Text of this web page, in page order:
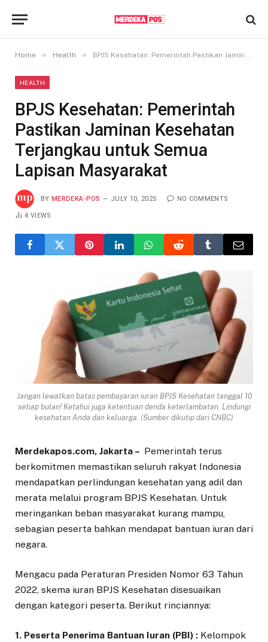
Home » Health » BPJS Kesehatan: Pemerintah Pastikan Jaminan Kesehatan Terjangkau untuk Semua Lapisan Masyarakat
HEALTH
BPJS Kesehatan: Pemerintah
Pastikan Jaminan Kesehatan
Terjangkau untuk Semua
Lapisan Masyarakat
BY MERDEKA-POS JULY 10, 2025 NO COMMENTS
4VIEWS
Jangan lewatkan batas pembayaran iuran BPJS Kesehatan tanggal 10
setiap bulan! Ketahui juga ketentuan denda keterlambatan. Lindungi
kesehatan Anda dan keluarga. (Sumber dikutip dari CNBC)
Merdekapos.com, Jakarta – Pemerintah terus
berkomitmen memastikan seluruh rakyat Indonesia
mendapatkan perlindungan kesehatan yang adil dan
merata melalui program BPJS Kesehatan. Untuk
meringankan beban masyarakat kurang mampu,
sebagian peserta bahkan mendapat bantuan iuran dari
negara.
Mengacu pada Peraturan Presiden Nomor 63 Tahun
2022, skema iuran BPJS Kesehatan disesuaikan
dengan kategori peserta. Berikut rinciannya:
1. Peserta Penerima Bantuan Iuran (PBI) : Kelompok